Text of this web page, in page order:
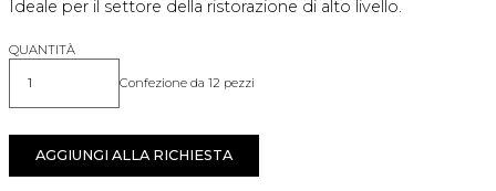
Ideale per il settore della ristorazione di alto livello.
QUANTITÀ
Quantità Confezione da 12 pezzi
AGGIUNGI ALLA RICHIESTA